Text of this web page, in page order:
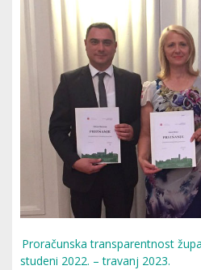
Proračunska transparentnost
studeni 2022. – travanj 2023.